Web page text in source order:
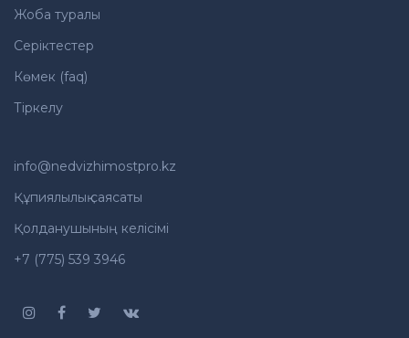
Жоба туралы
Серіктестер
Көмек (faq)
Тіркелу
info@nedvizhimostpro.kz
Құпиялылық саясаты
Қолданушының келісімі
+7 (775) 539 3946